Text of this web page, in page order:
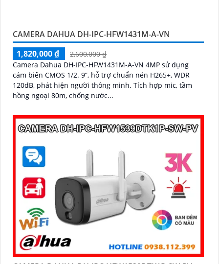
CAMERA DAHUA DH-IPC-HFW1431M-A-VN
1,820,000 ₫
2,600,000 ₫
Camera Dahua DH-IPC-HFW1431M-A-VN 4MP sử dụng
cảm biến CMOS 1/2. 9”, hỗ trợ chuẩn nén H265+, WDR
120dB, phát hiện người thông minh. Tích hợp mic, tầm
hồng ngoại 80m, chống nước...